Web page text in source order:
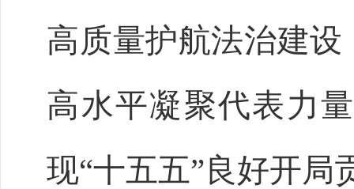
高质量护航法治建
高水平凝聚代表力
现“十五五”良好开局